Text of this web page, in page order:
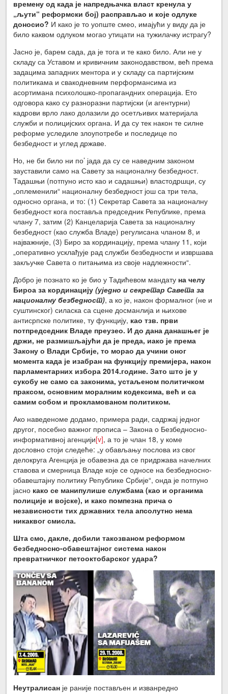
времену од када је напредњачка власт кренула у
„љути“ реформски бој) расправљао и које одлуке
доносио? И како је то уопште смео, имајући у виду да је
било каквом одлуком могао утицати на тужилачку истрагу?
Јасно је, барем сада, да је тога и те како било. Али не у
складу са Уставом и кривичним законодавством, већ према
задацима западних ментора и у складу са партијским
политикама и свакодневним перформансима из
асортимана психолошко-пропагандних операција. Ето
одговора како су разноразни партијски (и агентурни)
кадрови врло лако долазили до осетљивих материјала
служби и полицијских органа. И да су тек након те силне
реформе уследиле злоупотребе и последице по
безбедност и углед државе.
Но, не би било ни по’ јада да су се наведним законом
зауставили само на Савету за националну безбедност.
Тадашњи (потпуно исто као и садашњи) властодршци, су
„оплеменили“ националну безбедност још са три тела,
односно органа, и то: (1) Секретар Савета за националну
безбедност кога поставља председник Републике, према
члану 7, затим (2) Канцеларија Савета за националну
безбедност (као служба Владе) регулисана чланом 8, и
најважније, (3) Биро за кординацију, према члану 11, који
„оперативно усклађује рад служби безбедности и извршава
закључке Савета о питањима из своје надлежности“.
Добро је познато ко је био у Тадићевом мандату на челу
Бироа за кординацију(уједно и секретар Савета за
националну безбедност), а ко је, након формалног (не и
суштинског) силаска са сцене досманлија и њихове
антисрпске политике, ту функцију, као тзв. први
потпредседник Владе преузео. И до дана данашњег је
држи, не размишљајући да је преда, иако је према
Закону о Влади Србије, то морао да учини оног
момента када је изабран на функцију премијера, након
парламентарних избора 2014.године. Зато што је у
сукобу не само са законима, устаљеном политичком
праксом, основним моралним кодексима, већ и са
самим собом и прокламованом политиком.
Ако наведеноме додамо, примера ради, садржај једног
другог, посебно важног прописа – Закона о Безбедносно-
информативној агенцији[v], а то је члан 18, у коме
дословно стоји следеће: „у обављању послова из свог
делокруга Агенција је обавезна да се придржава начелних
ставова и смерница Владе које се односе на безбедносно-
обавештајну политику Републике Србије“, онда је потпуно
јасно како се манипулише службама (као и органима
полиције и војске), и како помпезна прича о
независности тих државних тела апсолутно нема
никаквог смисла.
Шта смо, дакле, добили такозваном реформом
безбедносно-обавештајног система након
превратничког петооктобарског удара?
Неутралисан је раније постављен и изванредно